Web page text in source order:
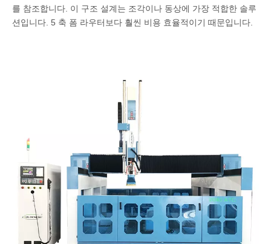
를 참조합니다. 이 구조 설계는 조각이나 동상에 가장 적합한 솔루
션입니다. 5 축 폼 라우터보다 훨씬 비용 효율적이기 때문입니다.